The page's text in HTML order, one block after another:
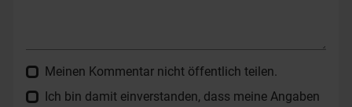
Meinen Kommentar nicht öffentlich teilen.
Ich bin damit einverstanden, dass meine Angaben